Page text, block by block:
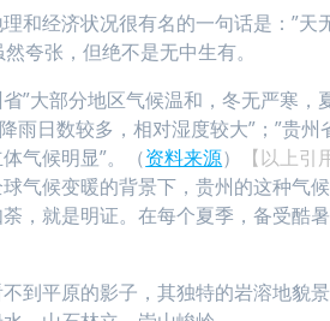
和经济状况很有名的一句话是：”
夸张，但绝不是无中生有。
”大部分地区气候温和，冬无严寒
雨日数较多，相对湿度较大”；”贵
气候明显”。（资料来源）
【以上
气候变暖的背景下，贵州的这种气
，就是明证。在每个夏季，备受酷
到平原的影子，其独特的岩溶地貌